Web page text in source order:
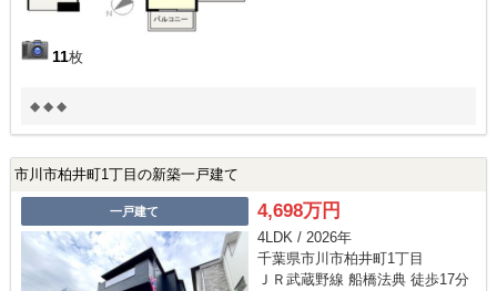
11枚
◆ ◆ ◆
市川市柏井町1丁目の新築一戸建て
一戸建て 4,698万円
4LDK / 2026年
千葉県市川市柏井町1丁目
ＪＲ武蔵野線 船橋法典 徒歩17分